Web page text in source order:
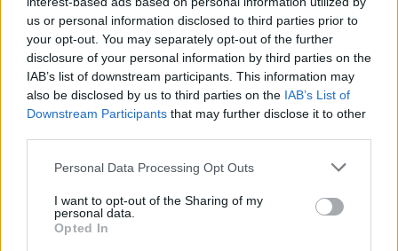
us or personal information disclosed to third parties prior to
your opt-out. You may separately opt-out of the further
disclosure of your personal information by third parties on the
IAB’s list of downstream participants. This information may
also be disclosed by us to third parties on the IAB’s List of
Downstream Participants that may further disclose it to other
Personal Data Processing Opt Outs
I want to opt-out of the Sharing of my
personal data.
Opted In
Αλτσχάιμερ: Ελπίδες από πρωτεΐνη που
ξυπνά τον εγκέφαλο από τον ύπνο
Μια νέα έρευνα που δημοσιεύθηκε στην επιστημονική
επιθεώρηση The Journal of Experimental Medicine (JEM)